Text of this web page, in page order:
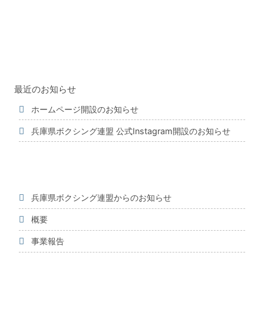
最近のお知らせ
ホームページ開設のお知らせ
兵庫県ボクシング連盟 公式Instagram開設のお知らせ
兵庫県ボクシング連盟からのお知らせ
概要
事業報告